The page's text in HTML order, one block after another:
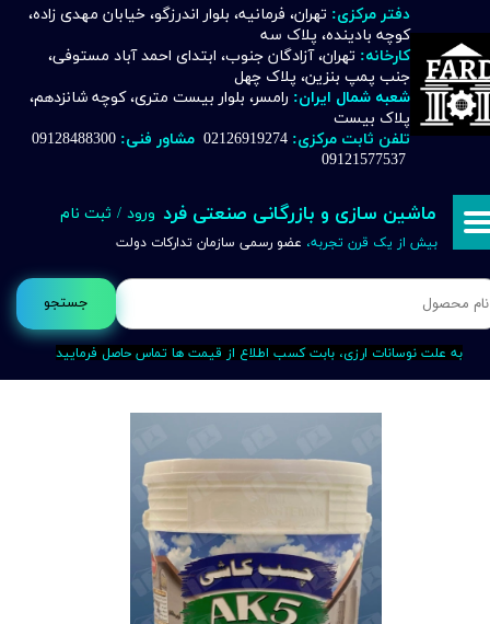
جستجو
دفتر مرکزی: تهران، فرمانیه، بلوار اندرزگو، خیابان مهدی زاده،
کوچه بادینده، پلاک سه
کارخانه: تهران، آزادگان جنوب، ابتدای احمد آباد مستوفی،
جنب پمپ بنزین، پلاک چهل
شعبه شمال ایران: رامسر، بلوار بیست متری، کوچه شانزدهم،
پلاک بیست
تلفن ثابت مرکزی: 02126919274 مشاور فنی:
09121577537
ماشین سازی و بازرگانی صنعتی فرد
بیش از یک قرن تجربه، عضو رسمی سازمان تدارکات دولت
ورود / ثبت نام
حساب کاربری من
تغییر گذر واژه
خروج از حساب کاربری
به علت نوسانات ارزی، بابت کسب اطلاع از قیمت ها تماس حاصل فرمایید